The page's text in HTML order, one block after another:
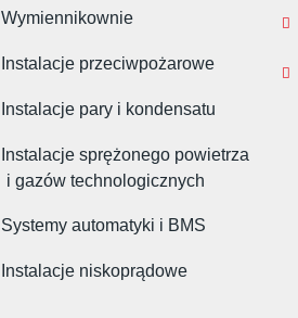
Wymiennikownie
Instalacje przeciwpożarowe
Instalacje pary i kondensatu
Instalacje sprężonego powietrza
i gazów technologicznych
Systemy automatyki i BMS
Instalacje niskoprądowe